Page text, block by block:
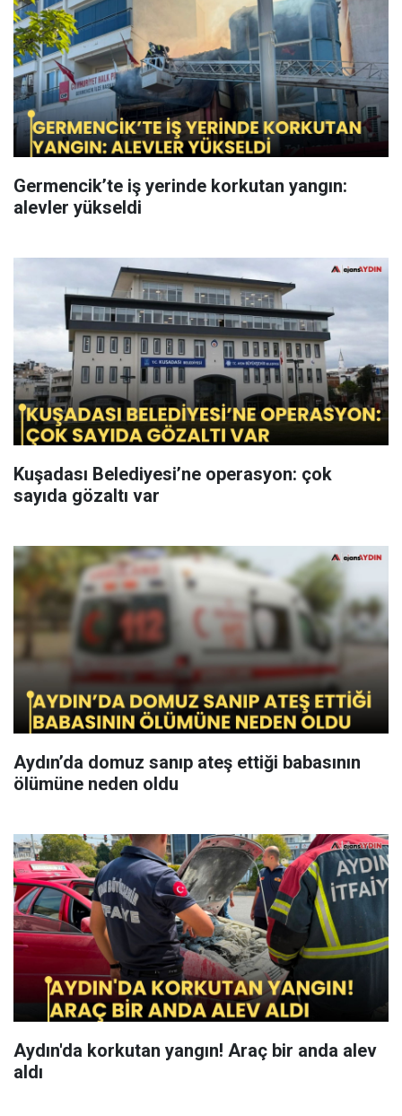
Germencik’te iş yerinde korkutan yangın:
alevler yükseldi
Kuşadası Belediyesi’ne operasyon: çok
sayıda gözaltı var
Aydın’da domuz sanıp ateş ettiği babasının
ölümüne neden oldu
Aydın'da korkutan yangın! Araç bir anda alev
aldı